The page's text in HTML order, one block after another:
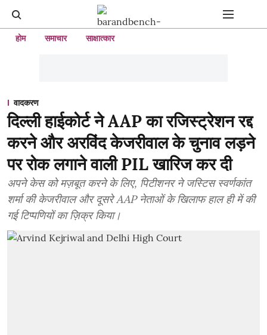
होम समाचार साक्षात्कार
वादकरण
दिल्ली हाईकोर्ट ने AAP का रजिस्ट्रेशन रद्द
करने और अरविंद केजरीवाल के चुनाव लड़ने
पर रोक लगाने वाली PIL खारिज कर दी
अपने केस को मज़बूत करने के लिए, पिटीशनर ने जस्टिस स्वर्णकांत
शर्मा की केजरीवाल और दूसरे AAP नेताओं के खिलाफ हाल ही में की
गई टिप्पणियों का ज़िक्र किया।